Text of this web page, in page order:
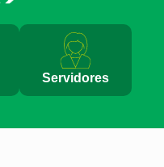
Servidores